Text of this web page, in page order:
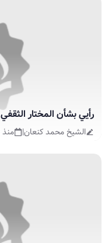
رأيي بشأن المختار الثقفي
الشيخ محمد كنعان| منذ ٤ سنوات